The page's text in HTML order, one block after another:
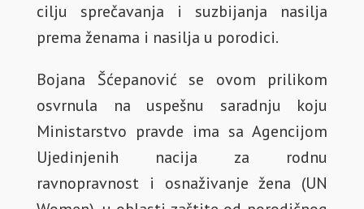
cilju sprečavanja i suzbijanja nasilja
prema ženama i nasilja u porodici.
Bojana Šćepanović se ovom prilikom
osvrnula na uspešnu saradnju koju
Ministarstvo pravde ima sa Agencijom
Ujedinjenih nacija za rodnu
ravnopravnost i osnaživanje žena (UN